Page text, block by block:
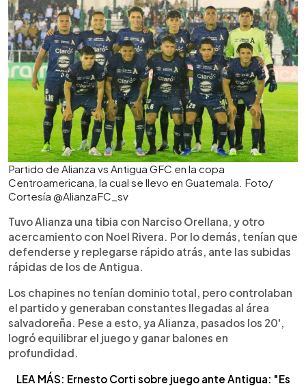
Partido de Alianza vs Antigua GFC en la copa
Centroamericana, la cual se llevo en Guatemala. Foto/
Cortesía @AlianzaFC_sv
Tuvo Alianza una tibia con Narciso Orellana, y otro
acercamiento con Noel Rivera. Por lo demás, tenían que
defenderse y replegarse rápido atrás, ante las subidas
rápidas de los de Antigua.
Los chapines no tenían dominio total, pero controlaban
el partido y generaban constantes llegadas al área
salvadoreña. Pese a esto, ya Alianza, pasados los 20',
logró equilibrar el juego y ganar balones en
profundidad.
LEA MÁS: Ernesto Corti sobre juego ante Antigua: "Es